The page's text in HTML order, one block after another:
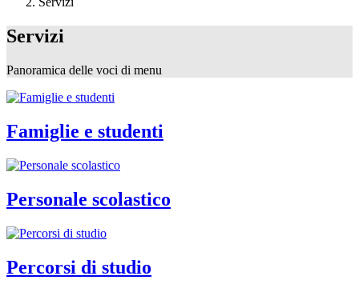
Servizi
Panoramica delle voci di menu
Famiglie e studenti
Personale scolastico
Percorsi di studio